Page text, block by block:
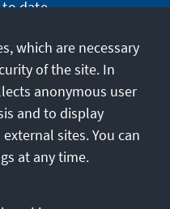
date.
now
which are necessary
of the site. In
anonymous user
and to display
sites. You can
at any time.